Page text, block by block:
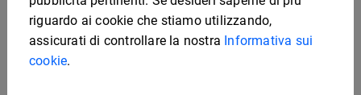
riguardo ai cookie che stiamo utilizzando,
assicurati di controllare la nostra Informativa sui
cookie.